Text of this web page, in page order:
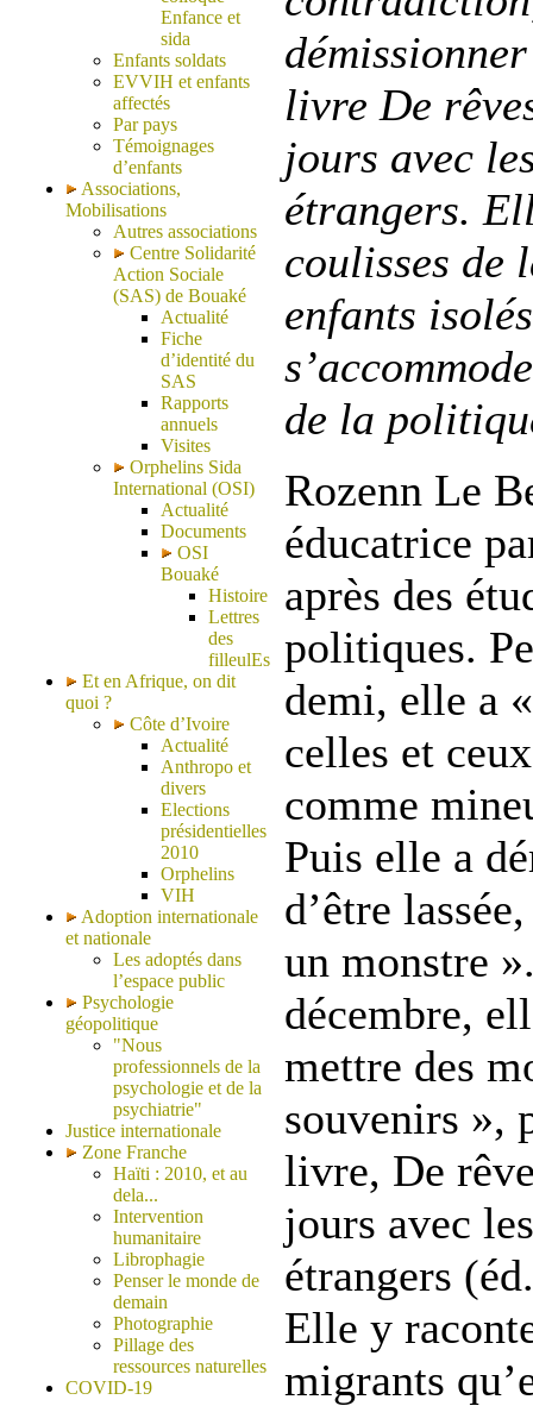
Enfance et
sida
Enfants soldats
EVVIH et enfants
affectés
Par pays
Témoignages
d’enfants
Associations,
Mobilisations
Autres associations
Centre Solidarité
Action Sociale
(SAS) de Bouaké
Actualité
Fiche
d’identité du
SAS
Rapports
annuels
Visites
Orphelins Sida
International (OSI)
Actualité
Documents
OSI
Bouaké
Histoire
Lettres
des
filleulEs
Et en Afrique, on dit
quoi ?
Côte d’Ivoire
Actualité
Anthropo et
divers
Elections
présidentielles
2010
Orphelins
VIH
Adoption internationale
et nationale
Les adoptés dans
l’espace public
Psychologie
géopolitique
"Nous
professionnels de la
psychologie et de la
psychiatrie"
Justice internationale
Zone Franche
Haïti : 2010, et au
dela...
Intervention
humanitaire
Librophagie
Penser le monde de
demain
Photographie
Pillage des
ressources naturelles
COVID-19
livre De
jours avec
étrangers.
coulisses de
enfants
de la
Rozenn Le
éducatrice
après des
politiques.
demi, elle a
celles et
comme
Puis elle a
d’être
un monstre
décembre,
mettre des
souvenirs »,
livre, De
jours avec
étrangers
Elle y
migrants